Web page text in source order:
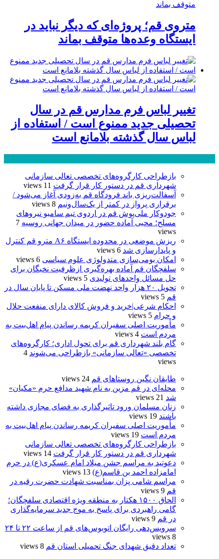
متروی قم؛ پروژه‌ای که دیگر نباید در
ایستگاه وعده‌ها متوقف بماند
تغییر لباس فرم مدارس قم در سال
تحصیلی جدید ممنوع است / استفاده از
لباس سال گذشته بلامانع است
بازطراحی کارگروه‌های تخصصی تعالی سازمانی
شهرداری قم در دستور کار قرار گرفت 11 views
آسفالت‌ریزی باند فرودگاه قم به‌زودی آغاز می‌شود /
برقراری پرواز در کمتر از یک‌سال‌ونیم 8 views
جودوکار ملی‌پوش قم در اردوی تیم سامبو نیروهای
مسلح؛ محبی آماده حضور در میدان جهانی روسیه 7
views
ریزش موضعی در محدوده ایستگاه A۶ مترو قم کنترل
و پایدارسازی شد 6 views
امکان بومی‌سازی متدولوژی علوم سیاسی 6 views
سلفچگان قم آماده بهره‌گیری ازظرفیت نخبگان برای
حل مسائل واحدهای تولیدی 5 views
تحویل ۲۰ هزار واحد نهضت ملی مسکن تا پایان سال در
قم 5 views
احکام شرعی|خرید و فروش کالای دارای منفعت حلال
و حرام 5 views
مأموریت اصلی سفیران کریمه رساندن پیام اهل‌بیت به
مردم است 4 views
گام بلند شهرداری قم برای تحول اداری؛ کارگروه‌های
تخصصی «تعالی سازمانی» بازطراحی می‌شوند 4
views
طایقان نگین روستاهای قم 24 views
محله‌ای در قم مزین به نام شهید مدافع حرم «مکیان»
شد 21 views
زنان مسلمان ورود تاثیرگذاری به فضای مجازی داشته
باشند 19 views
مأموریت اصلی سفیران کریمه رساندن پیام اهل‌بیت به
مردم است 19 views
بازطراحی کارگروه‌های تخصصی تعالی سازمانی
شهرداری قم در دستور کار قرار گرفت 14 views
دعوتید به مراسم جشن میلاد امام عسکری(ع) در حرم
امامزاده احمد بن قاسم(ع) 13 views
مراسم شامی پزان بمناسبت شهادت حضرت رقیه در
قم 9 views
الحاق ۱۵۰۰ هکتار به منطقه ویژه اقتصادی سلفچگان؛
گامی راهبردی برای پاسخ به موج جدید سرمایه‌گذاری
در قم 9 views
سرویس‌دهی رایگان اتوبوس‌های قم از ساعت ۲۲ تا ۲۴
8 views
تعداد دقیق شهدای جنگ تحمیلی استان قم 8 views